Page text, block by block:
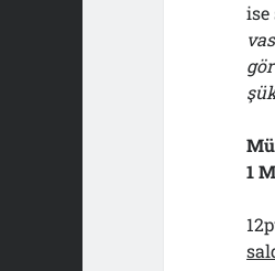
ise
1